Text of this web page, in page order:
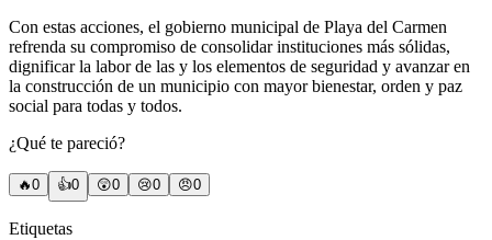
Con estas acciones, el gobierno municipal de Playa del Carmen
refrenda su compromiso de consolidar instituciones más sólidas,
dignificar la labor de las y los elementos de seguridad y avanzar en
la construcción de un municipio con mayor bienestar, orden y paz
social para todas y todos.
¿Qué te pareció?
🔥0 👍0 😲0 😢0 😠0
Etiquetas